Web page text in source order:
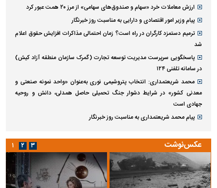
ارزش معاملات خرد «سهام و صندوق‌های سهامی» از مرز ۲۰ همت عبور کرد
پیام وزیر امور اقتصادی و دارایی به مناسبت روز خبرنگار
ترمیم دستمزد کارگران در راه است؟ زمان احتمالی مذاکرات افزایش حقوق اعلام
شد
پاسخگویی سرپرست مدیریت توسعه تجارت (گمرک سازمان منطقه آزاد کیش)
در سامانه تلفنی ۱۲۴
محمد شریعتمداری: انتخاب پتروشیمی نوری به‌عنوان «واحد نمونه صنعتی و
معدنی کشور» در شرایط دشوار جنگ تحمیلی حاصل همدلی، دانش و روحیه
جهادی است
پیام محمد شریعتمداری به مناسبت روز خبرنگار
عکس‌نوشت ۱ ۲ ۳